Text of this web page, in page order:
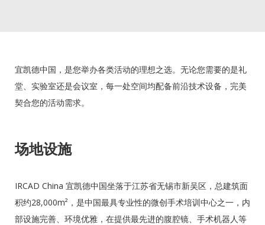
宜凯德中国，是您举办各类活动的理想之选。无论您需要的是礼
堂、实验室还是会议室，每一处空间均配备前沿技术设备，完美
契合您的活动需求。
场地设施
IRCAD China 宜凯德中国坐落于江苏省无锡市新吴区，总建筑面
积约28,000m²，是中国最具专业性的微创手术培训中心之一，内
部设施完善、环境优雅，在提供最先进的腹腔镜、手术机器人等